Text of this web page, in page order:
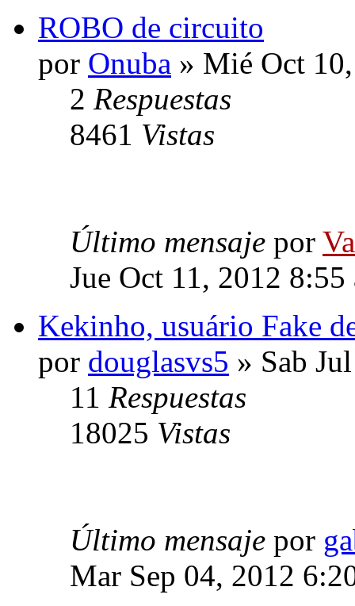
ROBO de circuito
por Onuba » Mié Oct
2 Respuestas
8461 Vistas
Último mensaje por
Jue Oct 11, 2012 8:55
Kekinho, usuário Fake
por douglasvs5 » Sab
11 Respuestas
18025 Vistas
Último mensaje por
Mar Sep 04, 2012